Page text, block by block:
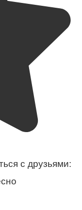
с друзьями: